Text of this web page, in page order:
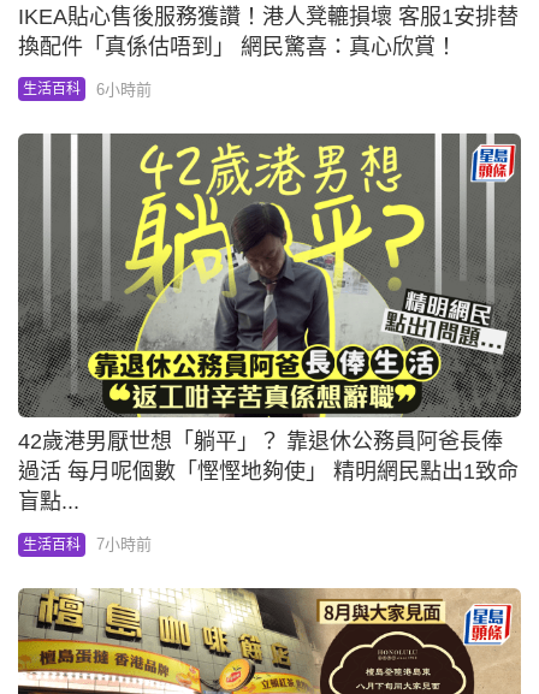
IKEA貼心售後服務獲讚！港人凳轆損壞 客服1安排替
換配件「真係估唔到」 網民驚喜：真心欣賞！
生活百科 6小時前
42歲港男厭世想「躺平」？ 靠退休公務員阿爸長俸
過活 每月呢個數「慳慳地夠使」 精明網民點出1致命
盲點...
生活百科 7小時前